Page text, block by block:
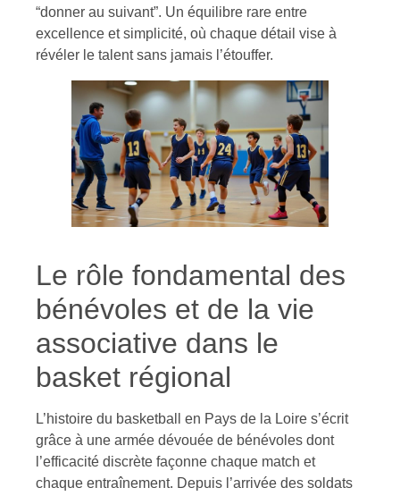
“donner au suivant”. Un équilibre rare entre
excellence et simplicité, où chaque détail vise à
révéler le talent sans jamais l’étouffer.
Le rôle fondamental des
bénévoles et de la vie
associative dans le
basket régional
L’histoire du basketball en Pays de la Loire s’écrit
grâce à une armée dévouée de bénévoles dont
l’efficacité discrète façonne chaque match et
chaque entraînement. Depuis l’arrivée des soldats